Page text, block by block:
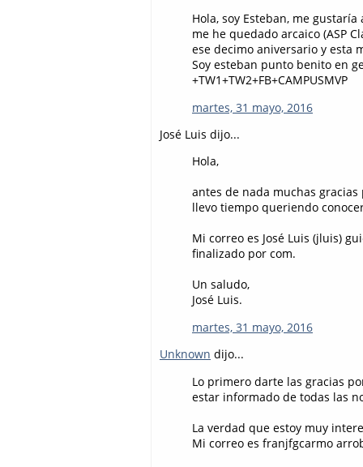
Hola, soy Esteban, me
me he quedado arcaico (ASP
ese decimo aniversario y esta
Soy esteban punto benito en
+TW1+TW2+FB+CAMPUSMVP
martes, 31 mayo, 2016
José Luis dijo...
Hola,
antes de nada muchas
llevo tiempo queriendo
Mi correo es José Luis (jluis)
finalizado por com.
Un saludo,
José Luis.
martes, 31 mayo, 2016
Unknown dijo...
Lo primero darte las gracias
estar informado de todas las
La verdad que estoy muy
Mi correo es franjfgcarmo